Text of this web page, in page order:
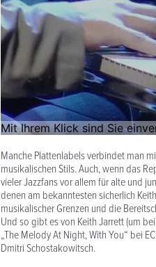
Manche Plattenlabels verbindet man
musikalischen Stils. Auch, wenn das
vieler Jazzfans vor allem für alte und
denen am bekanntesten sicherlich
musikalischer Grenzen und die
Und so gibt es von Keith Jarrett (um
„The Melody At Night, With You“ bei
Dmitri Schostakowitsch.